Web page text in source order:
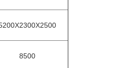
8500